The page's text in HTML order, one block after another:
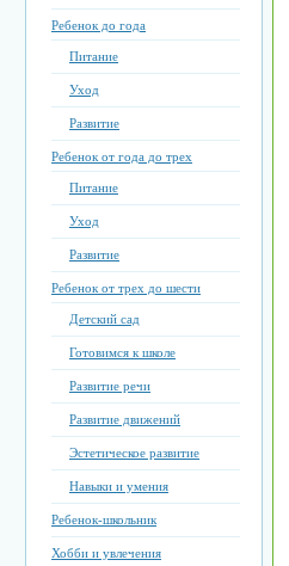
Ребенок до года
Питание
Уход
Развитие
Ребенок от года до трех
Питание
Уход
Развитие
Ребенок от трех до шести
Детский сад
Готовимся к школе
Развитие речи
Развитие движений
Эстетическое развитие
Навыки и умения
Ребенок-школьник
Хобби и увлечения